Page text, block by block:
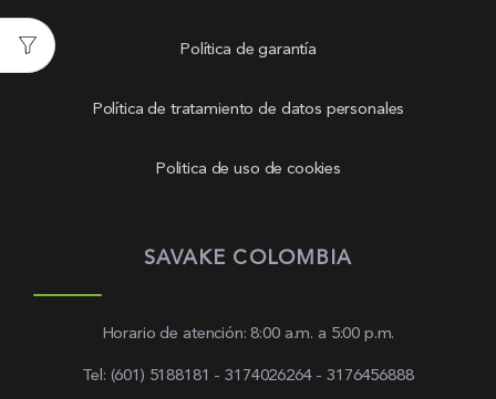
Política de garantía
Política de tratamiento de datos personales
Politica de uso de cookies
SAVAKE COLOMBIA
Horario de atención: 8:00 a.m. a 5:00 p.m.
Tel: (601) 5188181 - 3174026264 - 3176456888